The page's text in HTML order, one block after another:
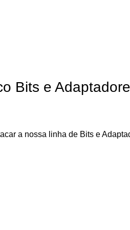
Bits e
a nossa linha de Bits e